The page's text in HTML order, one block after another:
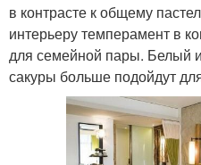
в контрасте к общему
интерьеру темперамент в
для семейной пары. Белый
сакуры больше подойдут